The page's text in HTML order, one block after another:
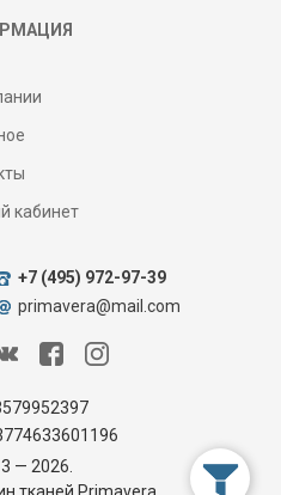
кабинет
— 2026.
+7 (495) 972-97-39
primavera@mail.com